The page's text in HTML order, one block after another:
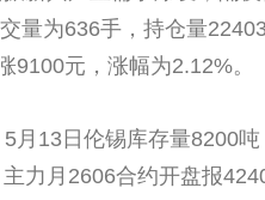
量为636手，持仓量
9100元，涨幅为2.12%。
月13日伦锡库存量8200
力月2606合约开盘报